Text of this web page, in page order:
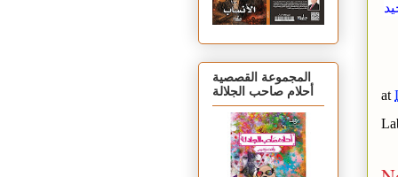
at
المجموعة القصصية
أحلام صاحب الجلالة